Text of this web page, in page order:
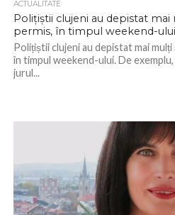
ACTUALITATE
Polițiștii clujeni au depistat
permis, în timpul weekend-ului
Polițiștii clujeni au depistat mai
în timpul weekend-ului. De
jurul...